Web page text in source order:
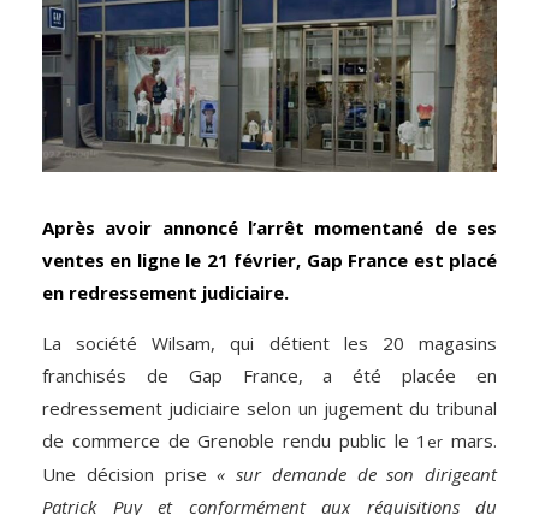
Après avoir annoncé l’arrêt momentané de ses
ventes en ligne le 21 février, Gap France est placé
en redressement judiciaire.
La société Wilsam, qui détient les 20 magasins
franchisés de Gap France, a été placée en
redressement judiciaire selon un jugement du tribunal
de commerce de Grenoble rendu public le 1 er mars.
Une décision prise« sur demande de son dirigeant
Patrick Puy et conformément aux réquisitions du